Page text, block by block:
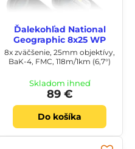
Ďalekohľad National
Geographic 8x25 WP
8x zväčšenie, 25mm objektívy,
BaK-4, FMC, 118m/1km (6,7°)
Skladom ihneď
89 €
Do košíka